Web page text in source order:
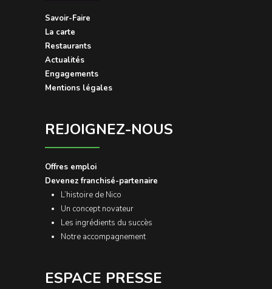
Savoir-Faire
La carte
Restaurants
Actualités
Engagements
Mentions légales
REJOIGNEZ-NOUS
Offres emploi
Devenez franchisé-partenaire
L’histoire de Nico
Un concept novateur
Les ingrédients du succès
Notre accompagnement
ESPACE PRESSE